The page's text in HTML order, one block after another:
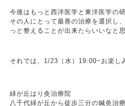
今後はもっと西洋医学と東洋医学の
その人にとって最善の治療を選択し
っと整えることが出来たらいいなと思
それでは、1/23（水）19:00~お楽し
緑が丘はり灸治療院
八千代緑が丘から徒歩三分の鍼灸治